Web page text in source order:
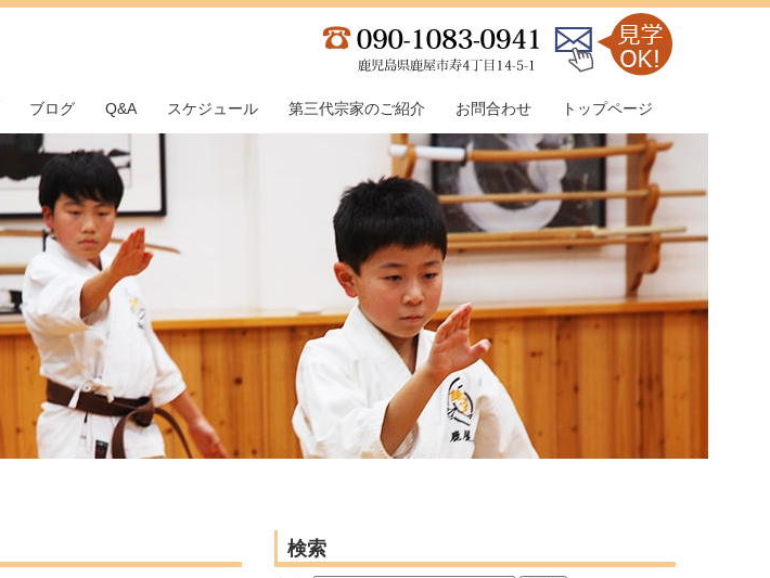
ブログ Q&A スケジュール 第三代宗家のご紹介 お問合わせ トップページ
検索